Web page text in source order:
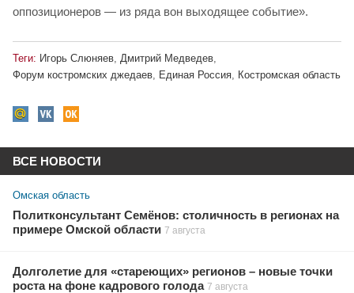
оппозиционеров — из ряда вон выходящее событие».
Теги: Игорь Слюняев Дмитрий Медведев
Форум костромских джедаев, Единая Россия, Костромская область
ВСЕ НОВОСТИ
Омская область
Политконсультант Семёнов: столичность в регионах на
примере Омской области 7 августа
Долголетие для «стареющих» регионов – новые точки
роста на фоне кадрового голода 7 августа